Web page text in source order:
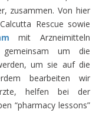
zusammen. Von hier
Rescue sowie
mit Arzneimitteln
um die
um sie auf die
bearbeiten wir
helfen bei der
“pharmacy lessons”